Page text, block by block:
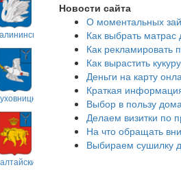
Новости сайта
О моментальных
Как выбрать
Как рекламировать
Как вырастить
Деньги на карту
Краткая
Выбор в пользу
Делаем визитки по
На что обращать
Выбираем сушилку